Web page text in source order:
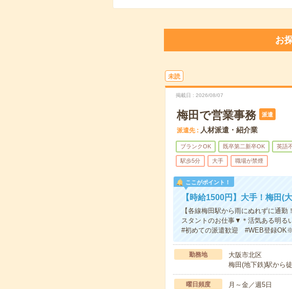
お
未読
掲載日 2026/08/07
梅田で営業事務 派遣
派遣先 人材派遣・紹介業
ブランクOK 既卒第二新卒OK 英語
駅歩5分 大手 職場が禁煙
ここがポイント！
【時給1500円】大手！梅田(
【各線梅田駅から雨にぬれずに通
スタントのお仕事▼＊活気ある明る
#初めての派遣歓迎 #WEB登録OK※
勤務地
大阪市北区
梅田(地下鉄)駅から
曜日頻度 月～金／週5日